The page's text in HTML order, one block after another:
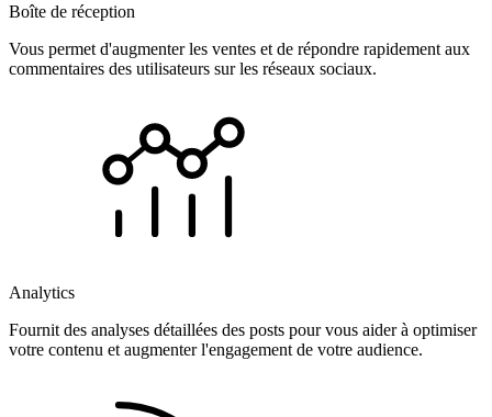
Boîte de réception
Vous permet d'augmenter les ventes et de répondre rapidement aux
commentaires des utilisateurs sur les réseaux sociaux.
Analytics
Fournit des analyses détaillées des posts pour vous aider à optimiser
votre contenu et augmenter l'engagement de votre audience.